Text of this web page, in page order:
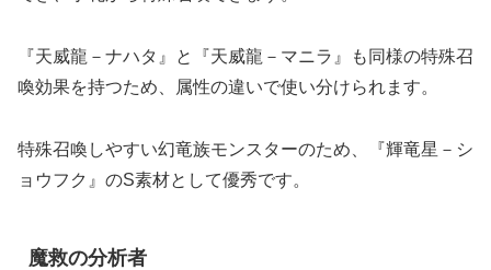
『天威龍－ナハタ』と『天威龍－マニラ』も同様の特殊召
喚効果を持つため、属性の違いで使い分けられます。
特殊召喚しやすい幻竜族モンスターのため、『輝竜星－シ
ョウフク』のS素材として優秀です。
魔救の分析者